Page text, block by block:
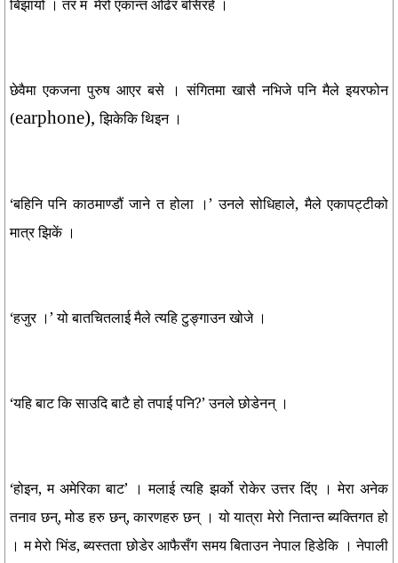
बिझायो । तर म मेरो एकान्त ओढेर बसिरहे ।
छेवैमा एकजना पुरुष आएर बसे । संगितमा खासै नभिजे पनि मैले इयरफोन
(earphone),झिकेकि थिइन ।
‘बहिनि पनि काठमाण्डौं जाने त होला ।’ उनले सोधिहाले, मैले एकापट्टीको
मात्र झिकें ।
‘हजुर ।’ यो बातचितलाई मैले त्यहि टुङ्गाउन खोजे ।
‘यहि बाट कि साउदि बाटै हो तपाई पनि?’ उनले छोडेनन् ।
‘होइन, म अमेरिका बाट’ । मलाई त्यहि झर्को रोकेर उत्तर दिंए । मेरा अनेक
तनाव छन्, मोड हरु छन्, कारणहरु छन् । यो यात्रा मेरो नितान्त ब्यक्तिगत हो
। म मेरो भिंड, ब्यस्तता छोडेर आफैसँग समय बिताउन नेपाल हिडेकि । नेपाली